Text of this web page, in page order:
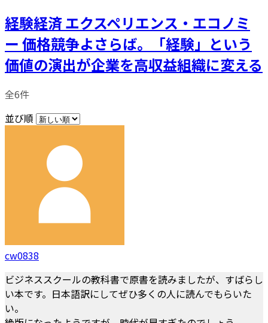
経験経済 エクスペリエンス・エコノミ
ー 価格競争よさらば。「経験」という
価値の演出が企業を高収益組織に変える
全6件
並び順
cw0838
ビジネススクールの教科書で原書を読みましたが、すばらし
い本です。日本語訳にしてぜひ多くの人に読んでもらいた
い。